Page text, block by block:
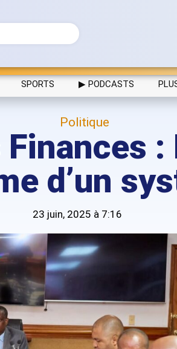
SPORTS ▶ PODCASTS
Politique
d’un
23 juin, 2025 à 7:16